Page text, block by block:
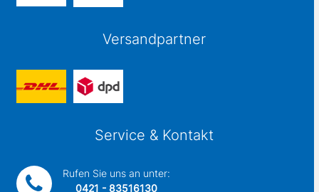
Versandpartner
Service & Kontakt
Rufen Sie uns an unter:
0421 - 83516130